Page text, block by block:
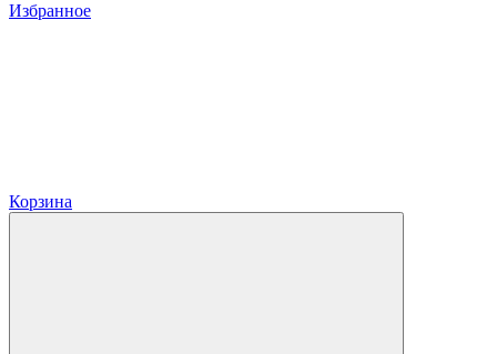
Избранное
Корзина